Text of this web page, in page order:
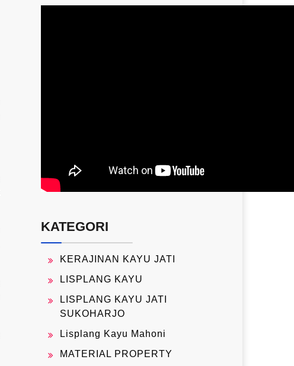
KATEGORI
KERAJINAN KAYU JATI
LISPLANG KAYU
LISPLANG KAYU JATI
SUKOHARJO
Lisplang Kayu Mahoni
MATERIAL PROPERTY